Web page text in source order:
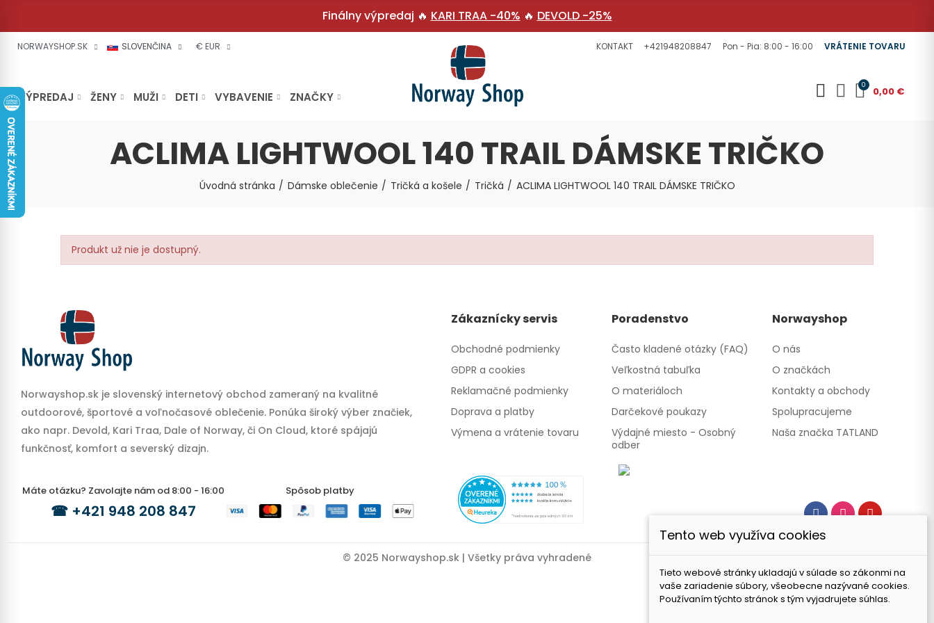
Finálny výpredaj 🔥 KARI TRAA -40% 🔥 DEVOLD -25%
NORWAYSHOP.SK SLOVENČINA € EUR KONTAKT +421948208847 Pon - Pia: 8:00 - 16:00 VRÁTENIE TOVARU
VÝPREDAJ ŽENY MUŽI DETI VYBAVENIE ZNAČKY
0 0,00 €
ACLIMA LIGHTWOOL 140 TRAIL DÁMSKE TRIČKO
Úvodná stránka Dámske oblečenie Tričká a košele Tričká ACLIMA LIGHTWOOL 140 TRAIL DÁMSKE TRIČKO
Produkt už nie je dostupný.
Norwayshop.sk je slovenský internetový obchod zameraný na kvalitné
outdoorové, športové a voľnočasové oblečenie. Ponúka široký výber značiek,
ako napr. Devold, Kari Traa, Dale of Norway, či On Cloud, ktoré spájajú
funkčnosť, komfort a severský dizajn.
Máte otázku? Zavolajte nám od 8:00 - 16:00
☎ +421 948 208 847
Spôsob platby
Zákaznícky servis
Obchodné podmienky
GDPR a cookies
Reklamačné podmienky
Doprava a platby
Výmena a vrátenie tovaru
Poradenstvo
Často kladené otázky (FAQ)
Veľkostná tabuľka
O materiáloch
Darčekové poukazy
Výdajné miesto - Osobný
odber
Norwayshop
O nás
O značkách
Kontakty a obchody
Spolupracujeme
Naša značka TATLAND
© 2025 Norwayshop.sk | Všetky práva vyhradené
Tento web využíva cookies
Tieto webové stránky ukladajú v súlade so zákonmi na
vaše zariadenie súbory, všeobecne nazývané cookies.
Používaním týchto stránok s tým vyjadrujete súhlas.